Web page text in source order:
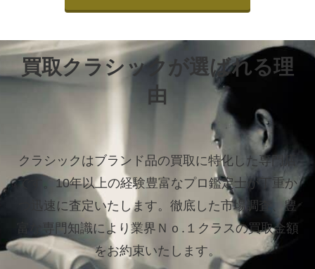
買取クラシックが選ばれる理
由
クラシックはブランド品の買取に特化した専門店
です。10年以上の経験豊富なプロ鑑定士が丁重か
つ迅速に査定いたします。 徹底した市場調査、豊
富な専門知識により業界Ｎｏ.１クラスの買取金額
をお約束いたします。